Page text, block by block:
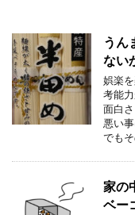
うん
ない
娯楽
考能
面白
悪い
でも
家の
ベー